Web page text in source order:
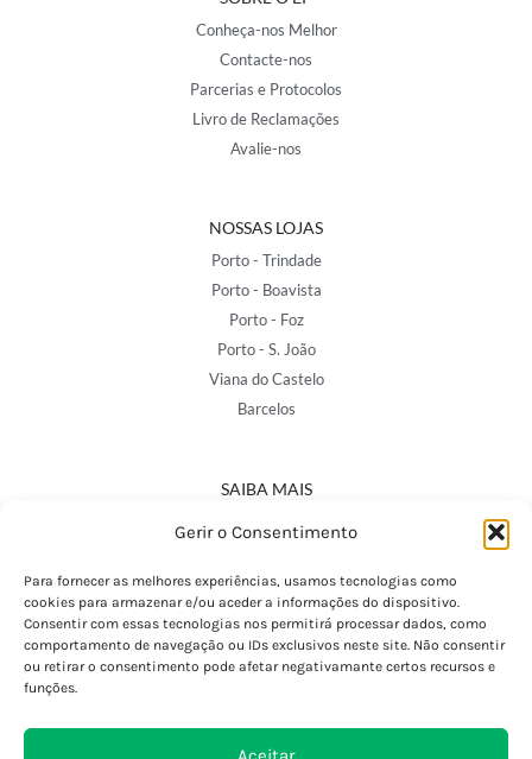
Gerir o Consentimento
Para fornecer as melhores experiências, usamos tecnologias como
cookies para armazenar e/ou aceder a informações do dispositivo.
Consentir com essas tecnologias nos permitirá processar dados, como
comportamento de navegação ou IDs exclusivos neste site. Não consentir
ou retirar o consentimento pode afetar negativamante certos recursos e
funções.
Conheça-nos Melhor
Contacte-nos
Parcerias e Protocolos
Livro de Reclamações
Avalie-nos
NOSSAS LOJAS
Porto - Trindade
Porto - Boavista
Porto - Foz
Porto - S. João
Viana do Castelo
Barcelos
SAIBA MAIS
Política de Privacidade
Termos e Condições
Perguntas Frequentes
Custos de Envio
Encomendas Internacionais
Devoluções e Trocas